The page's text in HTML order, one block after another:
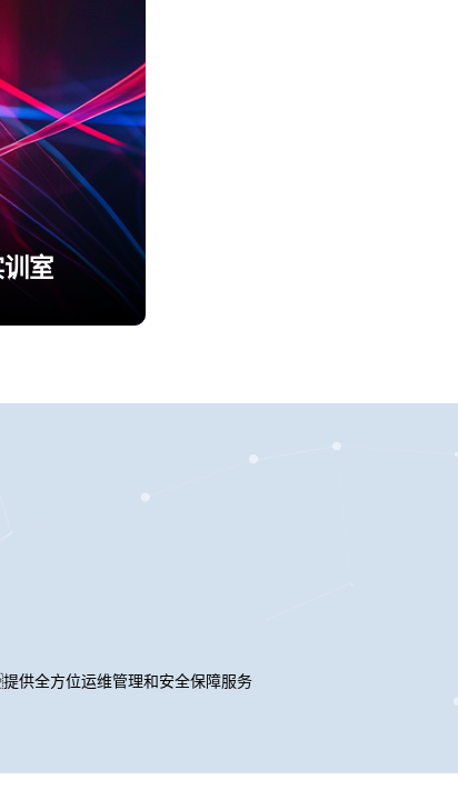
室
全方位运维管理和安全保障服务